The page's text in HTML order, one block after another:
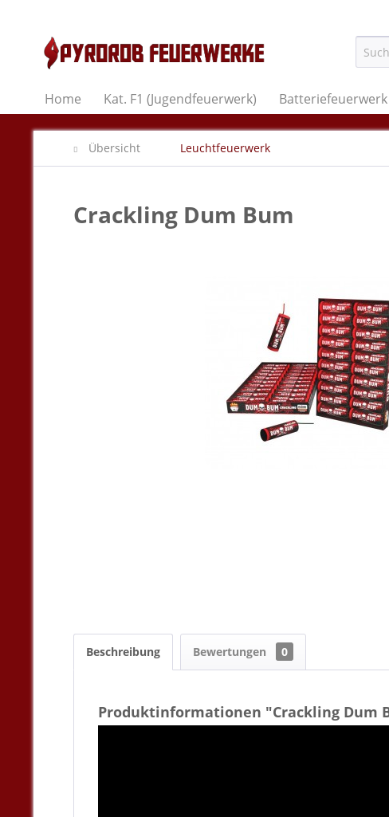
Home Kat. F1 (Jugendfeuerwerk) Batteriefeuerwerk
Übersicht Leuchtfeuerwerk
Crackling Dum Bum
Beschreibung Bewertungen 0
Produktinformationen "Crackling Dum